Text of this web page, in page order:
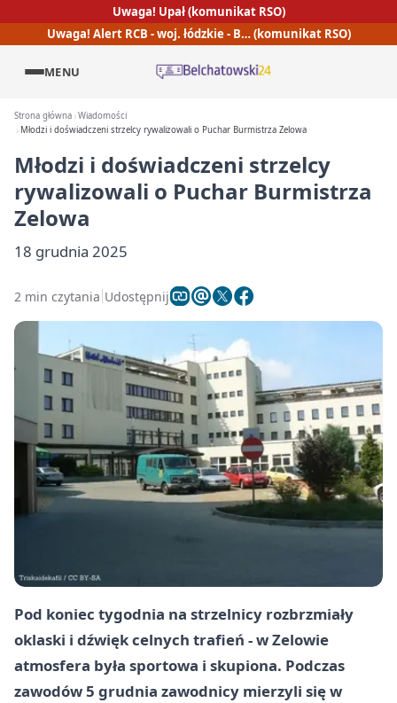
Uwaga! Upał (komunikat RSO)
Uwaga! Alert RCB - woj. łódzkie - B… (komunikat RSO)
MENU
Strona główna Wiadomości
Młodzi i doświadczeni strzelcy rywalizowali o Puchar Burmistrza Zelowa
Młodzi i doświadczeni strzelcy
rywalizowali o Puchar Burmistrza
Zelowa
18 grudnia 2025
2 min czytania Udostępnij
Pod koniec tygodnia na strzelnicy rozbrzmiały
oklaski i dźwięk celnych trafień - w Zelowie
atmosfera była sportowa i skupiona. Podczas
zawodów 5 grudnia zawodnicy mierzyli się w